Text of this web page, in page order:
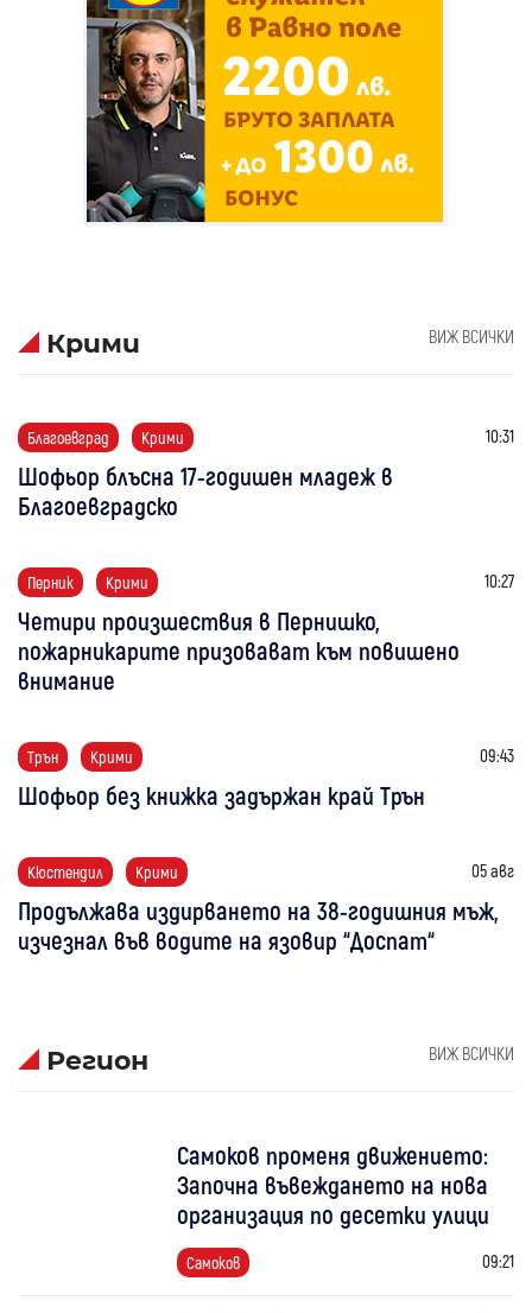
Крими ВИЖ ВСИЧКИ
Благоевград Крими 10:31
Шофьор блъсна 17-годишен младеж в
Благоевградско
Перник Крими 10:27
Четири произшествия в Пернишко,
пожарникарите призовават към повишено
внимание
Трън Крими 09:43
Шофьор без книжка задържан край Трън
Кюстендил Крими 05 авг
Продължава издирването на 38-годишния мъж,
изчезнал във водите на язовир “Доспат“
Регион ВИЖ ВСИЧКИ
Самоков променя движението:
Започна въвеждането на нова
организация по десетки улици
Самоков 09:21